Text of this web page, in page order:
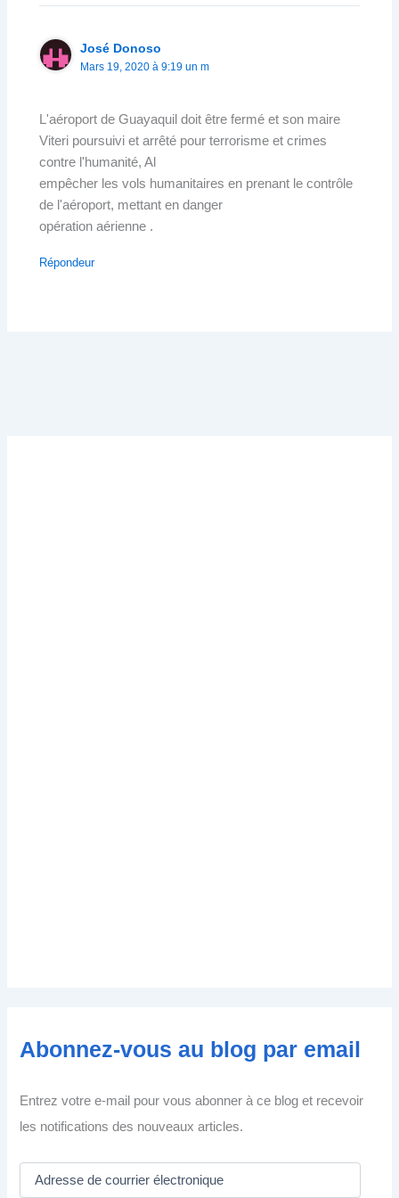
José Donoso
Mars 19, 2020 à 9:19 un m
L'aéroport de Guayaquil doit être fermé et son maire
Viteri poursuivi et arrêté pour terrorisme et crimes
contre l'humanité, Al
empêcher les vols humanitaires en prenant le contrôle
de l'aéroport, mettant en danger
opération aérienne .
Répondeur
Abonnez-vous au blog par email
Entrez votre e-mail pour vous abonner à ce blog et recevoir
les notifications des nouveaux articles.